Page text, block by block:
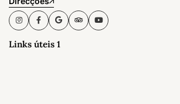
Links úteis 1